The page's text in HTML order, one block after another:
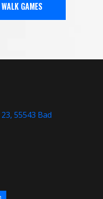
GAMES
55543 Bad